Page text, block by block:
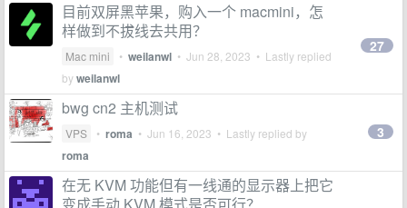
目前双屏黑苹果，购入一个 macmini，怎
样做到不拔线去共用？
Mac mini • weilanwl • Jun 28, 2023 • Lastly replied
byweilanwl
27
bwg cn2 主机测试
VPS • roma • Jun 16, 2023 • Lastly replied by
roma
3
在无 KVM 功能但有一线通的显示器上把它